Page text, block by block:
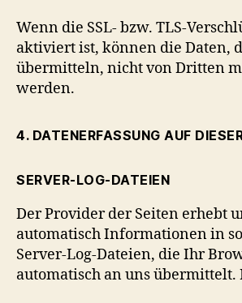
Wenn die SSL- bzw. TLS-
aktiviert ist, können die Daten,
übermitteln, nicht von Dritten
werden.
4. DATENERFASSUNG AUF
SERVER-LOG-DATEIEN
Der Provider der Seiten erhebt
automatisch Informationen in
Server-Log-Dateien, die Ihr
automatisch an uns übermittelt.